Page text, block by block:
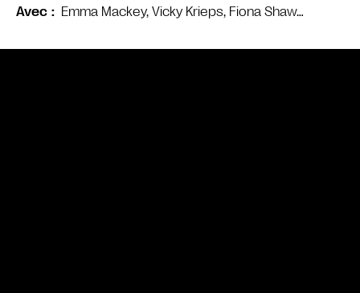
Avec Emma Mackey, Vicky Krieps, Fiona Shaw…